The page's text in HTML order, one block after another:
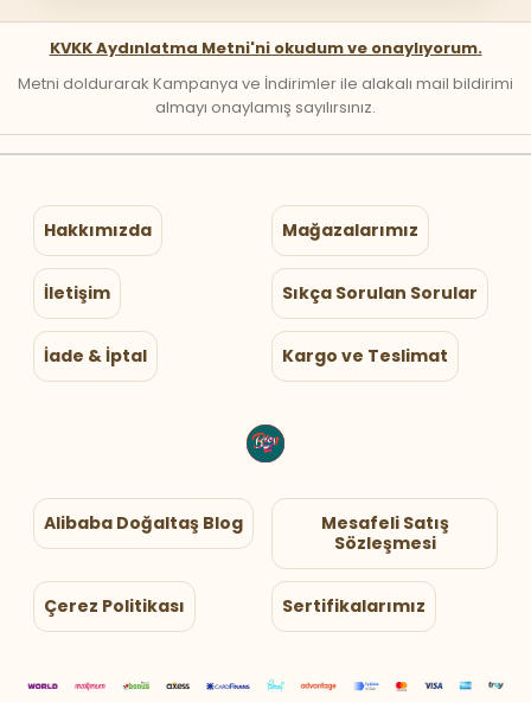
KVKK Aydınlatma Metni'ni okudum ve onaylıyorum.
Metni doldurarak Kampanya ve İndirimler ile alakalı mail bildirimi
almayı onaylamış sayılırsınız.
Hakkımızda Mağazalarımız
İletişim Sıkça Sorulan Sorular
İade & İptal Kargo ve Teslimat
Alibaba Doğaltaş Blog
Mesafeli Satış
Sözleşmesi
Çerez Politikası Sertifikalarımız